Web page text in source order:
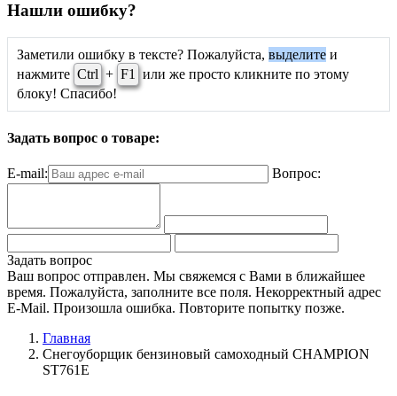
Нашли ошибку?
Заметили ошибку в тексте? Пожалуйста, выделите и
нажмите Ctrl + F1
или же просто кликните по этому
блоку! Спасибо!
Задать вопрос о товаре:
E-mail: Вопрос:
Задать вопрос
Ваш вопрос отправлен. Мы свяжемся с Вами в ближайшее
время. Пожалуйста, заполните все поля. Некорректный адрес
E-Mail. Произошла ошибка. Повторите попытку позже.
Главная
Снегоуборщик бензиновый самоходный CHAMPION
ST761E